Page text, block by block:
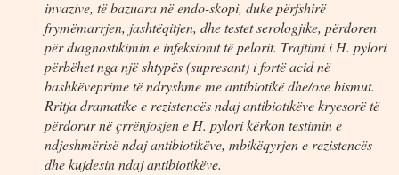
invazive, të bazuara në endo-skopi, duke përfshirë
frymëmarrjen, jashtëqitjen, dhe testet serologjike, përdoren
për diagnostikimin e infeksionit të pelorit. Trajtimi i H. pylori
përbëhet nga një shtypës (supresant) i fortë acid në
bashkëveprime të ndryshme me antibiotikë dhe/ose bismut.
Rritja dramatike e rezistencës ndaj antibiotikëve kryesorë të
përdorur në çrrënjosjen e H. pylori kërkon testimin e
ndjeshmërisë ndaj antibiotikëve, mbikëqyrjen e rezistencës
dhe kujdesin ndaj antibiotikëve.